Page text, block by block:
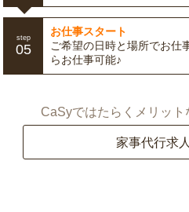
step
05
お仕事スタート
ご希望の日時と場所でお仕
らお仕事可能♪
CaSyではたらくメリッ
家事代行求